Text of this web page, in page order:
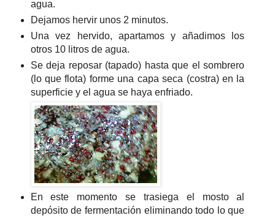
agua.
Dejamos hervir unos 2 minutos.
Una vez hervido, apartamos y añadimos los
otros 10 litros de agua.
Se deja reposar (tapado) hasta que el sombrero
(lo que flota) forme una capa seca (costra) en la
superficie y el agua se haya enfriado.
En este momento se trasiega el mosto al
depósito de fermentación eliminando todo lo que